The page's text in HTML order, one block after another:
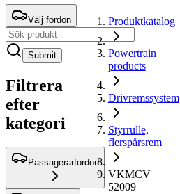
Välj fordon
Submit
Filtrera
efter
kategori
Passagerarfordon
Produktkatalog
Powertrain
products
Drivremssystem
Styrrulle,
flerspårsrem
VKMCV
52009